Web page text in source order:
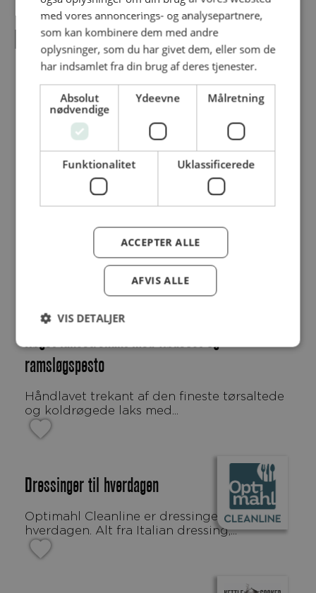
FLERE PRODUKTER
Nordthy Ristede mandler – Ristede & Sprøde
skaldyrsretter. Sæson:...
ramsløgspesto
Håndlavet trekant af den fineste tørsaltede
og koldrøgede laks med...
Dressinger til hverdagen
Optimahl Cleanline er dressinger til
hverdagen. Alt fra Italian dressing,...
med vores annoncerings- og analysepartnere,
som kan kombinere dem med andre
oplysninger, som du har givet dem, eller som de
har indsamlet fra din brug af deres tjenester.
Absolut
nødvendige
Ydeevne Målretning
Funktionalitet Uklassificerede
ACCEPTER ALLE
AFVIS ALLE
VIS DETALJER